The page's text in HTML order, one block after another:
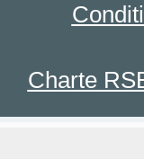
Charte